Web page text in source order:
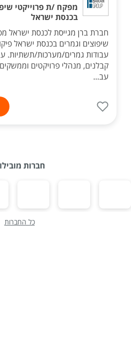
מפקח /ת פרוייקטי
בכנסת ישראל
חברת ברן מגייסת לכנסת ישראל
שיפוצים וגמרים בכנסת ישראל
עבודות גמרים/מערכות/תשתיות.
קבלנים, מנהלי פרויקטים וממשקים
עב...
חברות
כל החברות